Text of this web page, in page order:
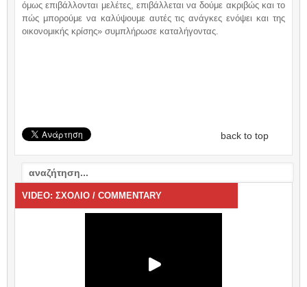
όμως επιβάλλονται μελέτες, επιβάλλεται να δούμε ακριβώς και το
πώς μπορούμε να καλύψουμε αυτές τις ανάγκες ενόψει και της
οικονομικής κρίσης» συμπλήρωσε καταλήγοντας.
back to top
VIDEO: ΣΧΟΛΙΟ / COMMENTARY